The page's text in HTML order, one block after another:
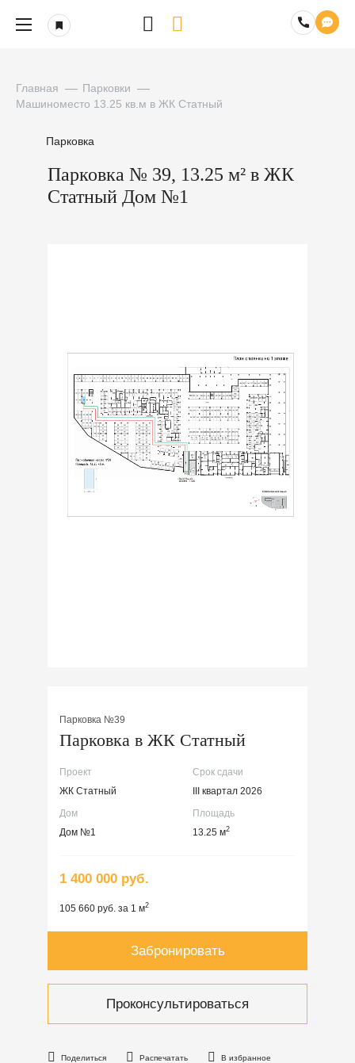
Главная
Парковки
Машиноместо 13.25 кв.м в ЖК Статный
Парковка
Парковка № 39, 13.25 м² в ЖК
Статный Дом №1
Поделиться Распечатать В избранное
Парковка №39
Парковка в ЖК Статный
Проект
ЖК Статный
Срок сдачи
III квартал 2026
Дом
Дом №1
Площадь
13.25 м2
1 400 000 руб.
105 660 руб. за 1 м2
Забронировать
Проконсультироваться